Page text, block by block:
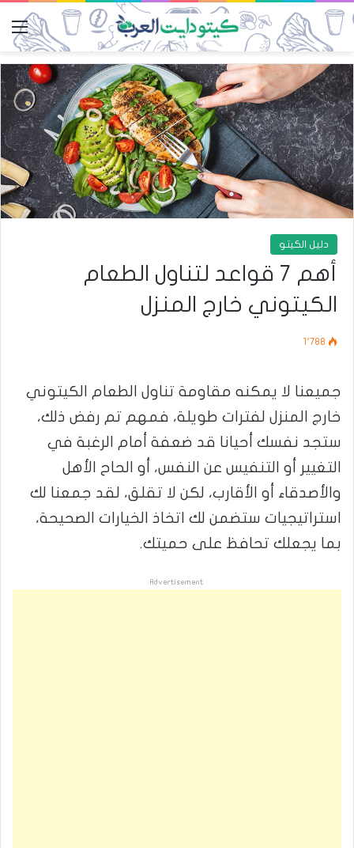
دليل الكيتو
أهم 7 قواعد لتناول الطعام
الكيتوني خارج المنزل
1٬788
جميعنا لا يمكنه مقاومة تناول الطعام الكيتوني
خارج المنزل لفترات طويلة، فمهم تم رفض ذلك،
ستجد نفسك أحيانا قد ضعفة أمام الرغبة في
التغيير أو التنفيس عن النفس، أو الحاح الأهل
والأصدقاء أو الأقارب، لكن لا تقلق، لقد جمعنا لك
استراتيجيات ستضمن لك اتخاذ الخيارات الصحيحة،
بما يجعلك تحافظ على حميتك.
Advertisement